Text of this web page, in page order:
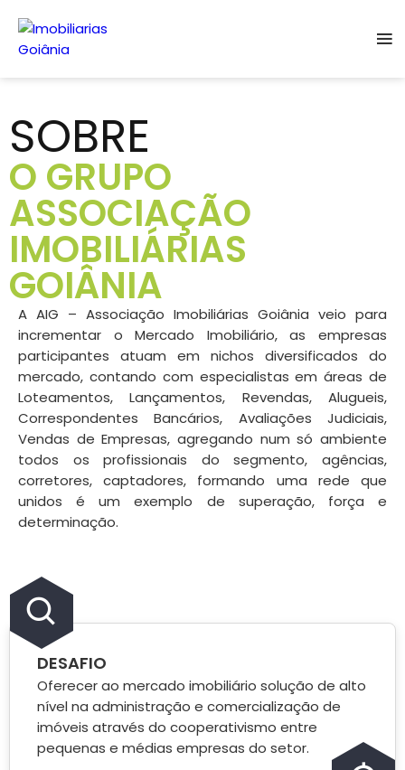
SOBRE
O GRUPO
ASSOCIAÇÃO
IMOBILIÁRIAS
GOIÂNIA
A AIG – Associação Imobiliárias Goiânia veio para
incrementar o Mercado Imobiliário, as empresas
participantes atuam em nichos diversificados do
mercado, contando com especialistas em áreas de
Loteamentos, Lançamentos, Revendas, Alugueis,
Correspondentes Bancários, Avaliações Judiciais,
Vendas de Empresas, agregando num só ambiente
todos os profissionais do segmento, agências,
corretores, captadores, formando uma rede que
unidos é um exemplo de superação, força e
determinação.
DESAFIO
Oferecer ao mercado imobiliário solução de alto
nível na administração e comercialização de
imóveis através do cooperativismo entre
pequenas e médias empresas do setor.